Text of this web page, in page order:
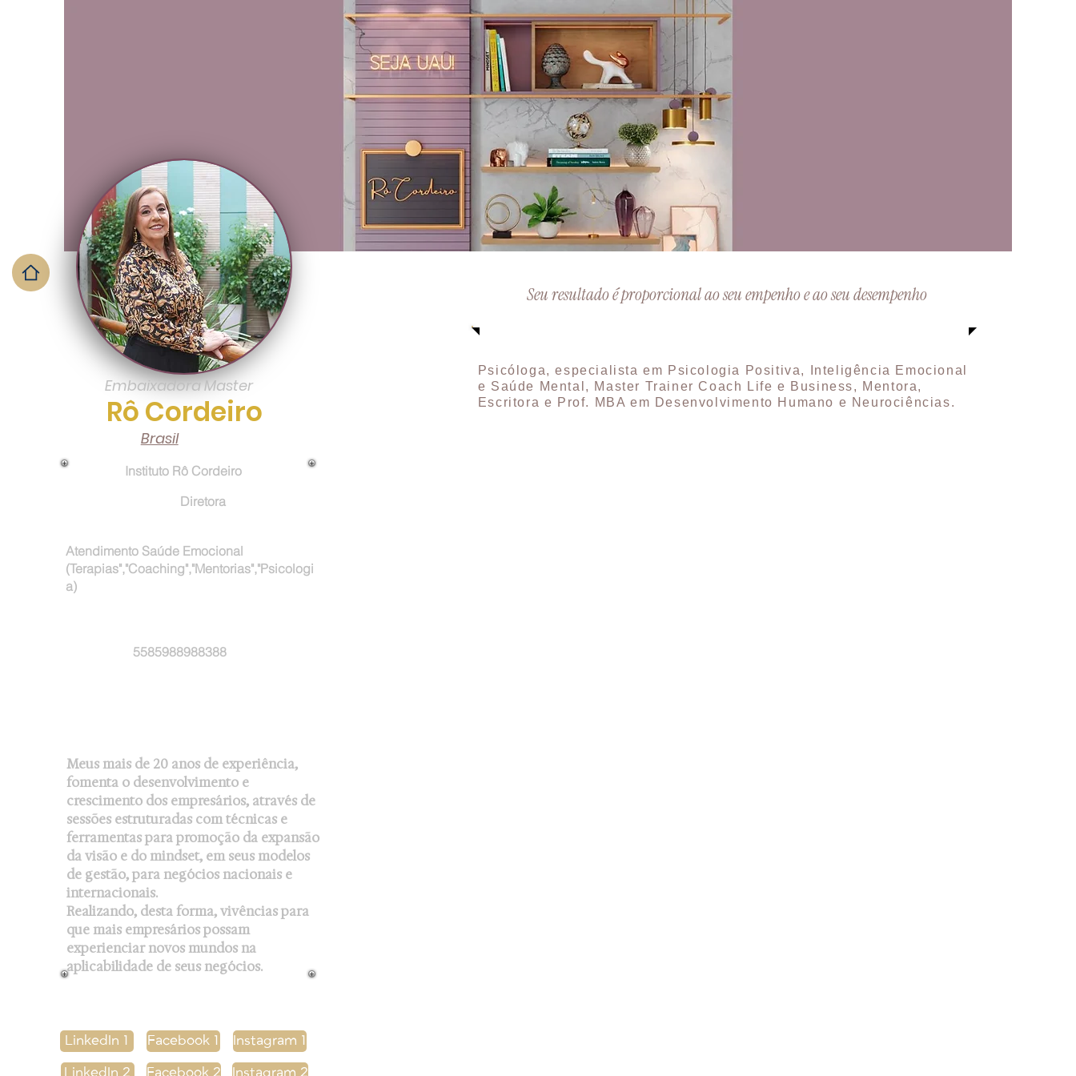
Embaixadora Master
Rô Cordeiro
Brasil
Diretora
Atendimento Saúde Emocional
(Terapias","Coaching","Mentorias","Psicologi
a)
5585988988388
Meus mais de 20 anos de experiência,
fomenta o desenvolvimento e
crescimento dos empresários, através de
sessões estruturadas com técnicas e
ferramentas para promoção da expansão
da visão e do mindset, em seus modelos
de gestão, para negócios nacionais e
internacionais.
Realizando, desta forma, vivências para
que mais empresários possam
experienciar novos mundos na
aplicabilidade de seus negócios.
Instituto Rô Cordeiro
Empresa:
LinkedIn 1 Facebook 1
Instagram 1
LinkedIn 2
Facebook 2 Instagram 2
Seu resultado é proporcional ao seu empenho e ao seu desempenho
Psicóloga, especialista em Psicologia Positiva, Inteligência Emocional
e Saúde Mental, Master Trainer Coach Life e Business, Mentora,
Escritora e Prof. MBA em Desenvolvimento Humano e Neurociências.